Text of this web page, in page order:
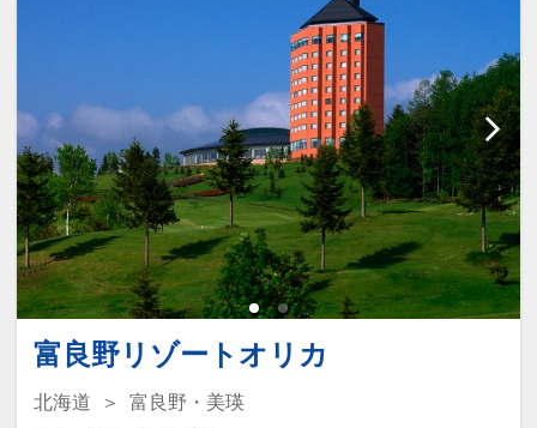
復旧に向け修理を行っております。
お風呂につきましては、近隣ホテル
の大浴場をご案内させていただきま
す。
お客様には、大変ご不便、ご迷惑を
お掛けし申し訳ございません。
富良野リゾートオリカ
北海道
富良野・美瑛